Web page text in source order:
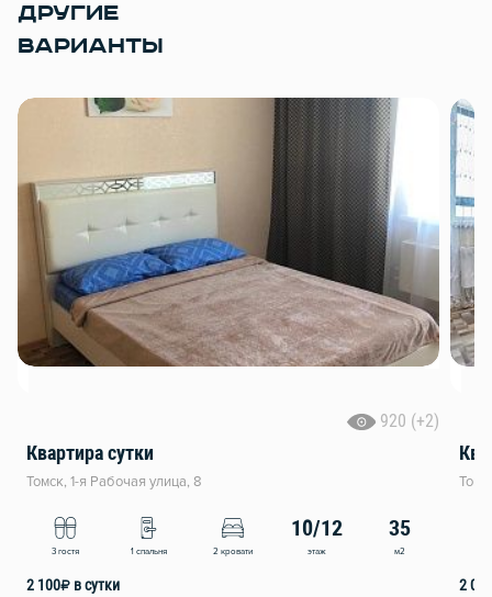
ДРУГИЕ
ВАРИАНТЫ
920 (+2)
Квартира сутки
Томск, 1-я Рабочая улица, 8
3 гостя 1 спальня 2 кровати
10/12
этаж
35
м2
2 100₽ в сутки 2 000